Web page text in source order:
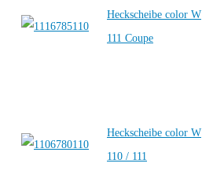
Heckscheibe color W
111 Coupe
Heckscheibe color W
110 / 111